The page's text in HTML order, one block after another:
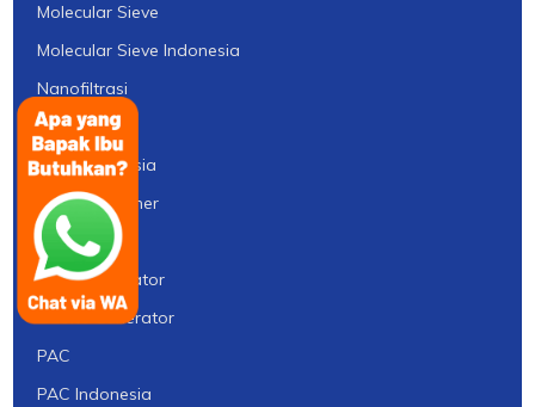
Molecular Sieve
Molecular Sieve Indonesia
Nanofiltrasi
Norit
Norit Indonesia
Nozzle Strainer
ORP Meter
Ozon Generator
Ozone Generator
PAC
PAC Indonesia